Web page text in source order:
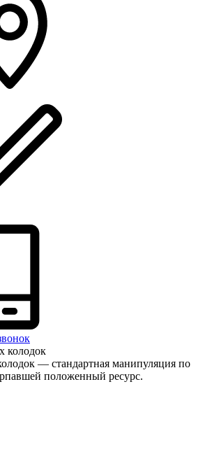
— стандартная манипуляция по
положенный ресурс.